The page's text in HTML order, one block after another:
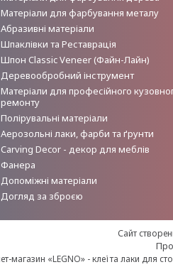
Матеріали для фарбування металу
Абразивні матеріали
Шпаклівки та Реставрація
Шпон Classic Veneer (Файн-Лайн)
Деревообробний інструмент
Матеріали для професійного
ремонту
Полірувальні матеріали
Аерозольні лаки, фарби та ґрунти
Carving Decor - декор для меблів
Фанера
Допоміжні матеріали
Догляд за зброєю
Сайт